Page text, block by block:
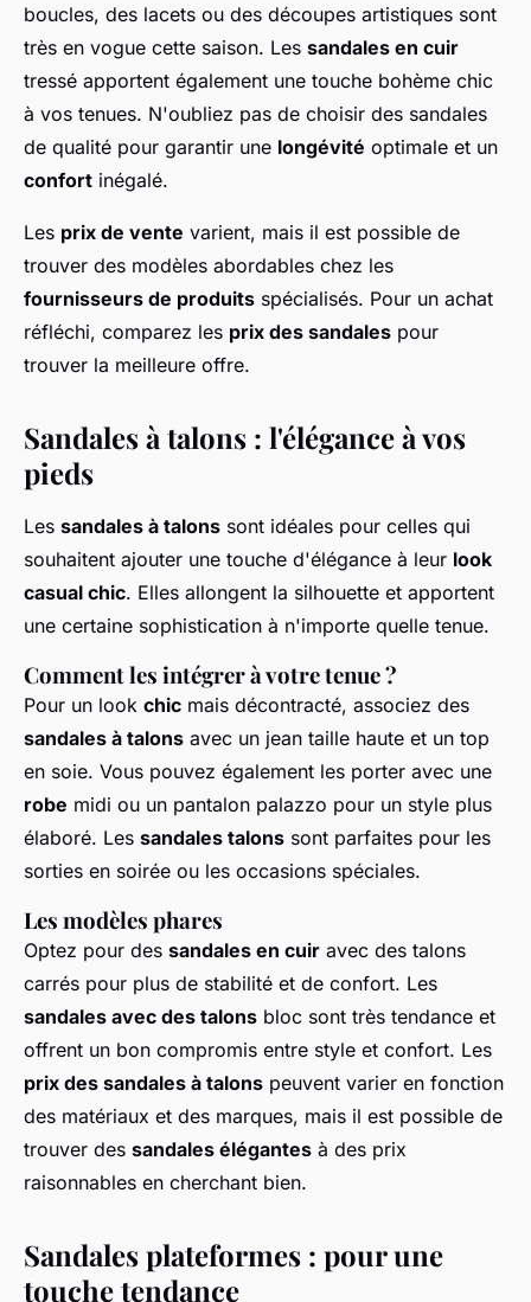
boucles, des lacets ou des découpes artistiques sont
très en vogue cette saison. Les sandales en cuir
tressé apportent également une touche bohème chic
à vos tenues. N'oubliez pas de choisir des sandales
de qualité pour garantir une longévité optimale et un
confort inégalé.
Les prix de vente varient, mais il est possible de
trouver des modèles abordables chez les
fournisseurs de produits spécialisés. Pour un achat
réfléchi, comparez les prix des sandales pour
trouver la meilleure offre.
Sandales à talons : l'élégance à vos
pieds
Les sandales à talons sont idéales pour celles qui
souhaitent ajouter une touche d'élégance à leur look
casual chic. Elles allongent la silhouette et apportent
une certaine sophistication à n'importe quelle tenue.
Comment les intégrer à votre tenue ?
Pour un look chic mais décontracté, associez des
sandales à talons avec un jean taille haute et un top
en soie. Vous pouvez également les porter avec une
robe midi ou un pantalon palazzo pour un style plus
élaboré. Les sandales talons sont parfaites pour les
sorties en soirée ou les occasions spéciales.
Les modèles phares
Optez pour des sandales en cuir avec des talons
carrés pour plus de stabilité et de confort. Les
sandales avec des talons bloc sont très tendance et
offrent un bon compromis entre style et confort. Les
prix des sandales à talons peuvent varier en fonction
des matériaux et des marques, mais il est possible de
trouver des sandales élégantes à des prix
raisonnables en cherchant bien.
Sandales plateformes : pour une
touche tendance